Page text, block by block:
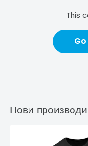
This
Нови производи